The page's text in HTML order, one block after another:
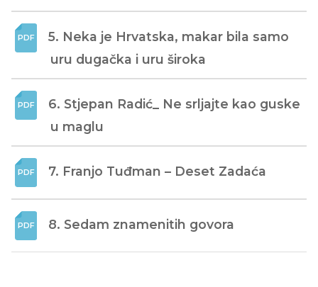
5. Neka je Hrvatska, makar bila samo
uru dugačka i uru široka
6. Stjepan Radić_ Ne srljajte kao guske
u maglu
7. Franjo Tuđman – Deset Zadaća
8. Sedam znamenitih govora